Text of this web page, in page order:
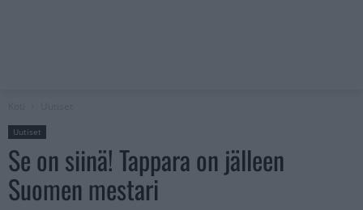
Uutiset
Se on siinä! Tappara on jälleen
Suomen mestari